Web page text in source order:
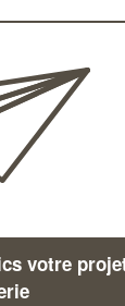
votre